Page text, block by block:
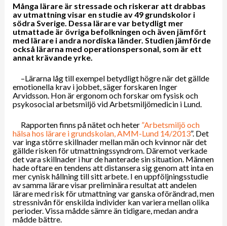
Många lärare är stressade och riskerar att drabbas
av utmattning visar en studie av 49 grundskolor i
södra Sverige. Dessa lärare var betydligt mer
utmattade är övriga befolkningen och även jämfört
med lärare i andra nordiska länder. Studien jämförde
också lärarna med operationspersonal, som är ett
annat krävande yrke.
–Lärarna låg till exempel betydligt högre när det gällde
emotionella krav i jobbet, säger forskaren Inger
Arvidsson. Hon är ergonom och forskar om fysisk och
psykosocial arbetsmiljö vid Arbetsmiljömedicin i Lund.
Rapporten finns på nätet och heter ”Arbetsmiljö och
hälsa hos lärare i grundskolan, AMM-Lund 14/2013”. Det
var inga större skillnader mellan män och kvinnor när det
gällde risken för utmattningssyndrom. Däremot verkade
det vara skillnader i hur de hanterade sin situation. Männen
hade oftare en tendens att distansera sig genom att inta en
mer cynisk hållning till sitt arbete. I en uppföljningsstudie
av samma lärare visar preliminära resultat att andelen
lärare med risk för utmattning var ganska oförändrad, men
stressnivån för enskilda individer kan variera mellan olika
perioder. Vissa mådde sämre än tidigare, medan andra
mådde bättre.